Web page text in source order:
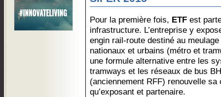
Pour la première fois, ETF est
infrastructure. L’entreprise y
engin rail-route destiné au
nationaux et urbains (métro et
une formule alternative entre les
tramways et les réseaux de bus
(anciennement RFF) renouvelle
qu’exposant et partenaire.